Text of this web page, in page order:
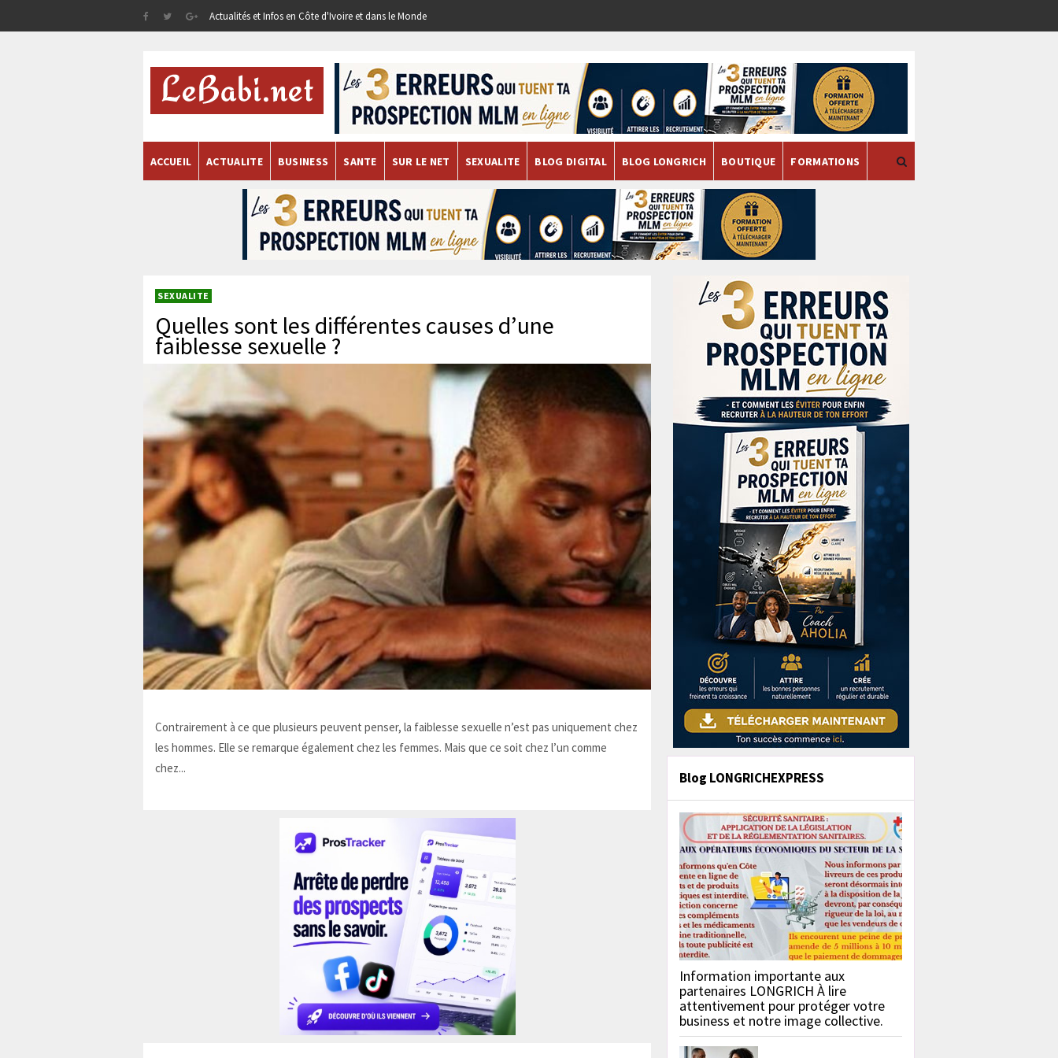
Actualités et Infos en Côte d'Ivoire et dans le Monde
ACCUEIL ACTUALITE BUSINESS SANTE SUR LE NET SEXUALITE BLOG DIGITAL BLOG LONGRICH BOUTIQUE FORMATIONS
SEXUALITE
Quelles sont les différentes causes d’une
faiblesse sexuelle ?
Contrairement à ce que plusieurs peuvent penser, la faiblesse sexuelle n’est pas uniquement chez
les hommes. Elle se remarque également chez les femmes. Mais que ce soit chez l’un comme
chez...
Blog LONGRICHEXPRESS
Information importante aux
partenaires LONGRICH À lire
attentivement pour protéger votre
business et notre image collective.